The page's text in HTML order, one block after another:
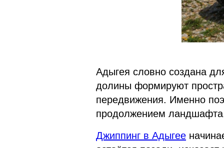
Адыгея словно создана
долины формируют
передвижения. Именно
продолжением
Джиппинг в Адыгее